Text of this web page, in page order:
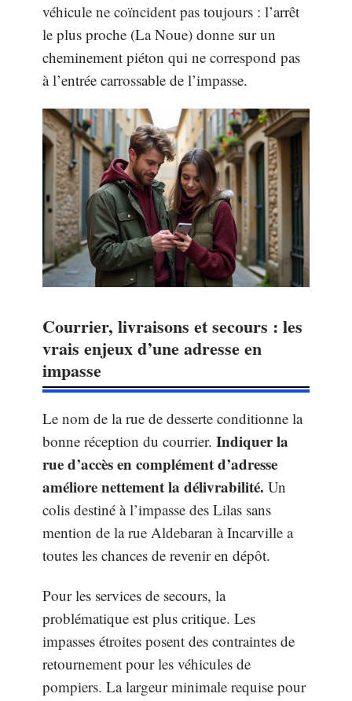
véhicule ne coïncident pas toujours : l’arrêt
le plus proche (La Noue) donne sur un
cheminement piéton qui ne correspond pas
à l’entrée carrossable de l’impasse.
Courrier, livraisons et secours : les
vrais enjeux d’une adresse en
impasse
Le nom de la rue de desserte conditionne la
bonne réception du courrier. Indiquer la
rue d’accès en complément d’adresse
améliore nettement la délivrabilité. Un
colis destiné à l’impasse des Lilas sans
mention de la rue Aldebaran à Incarville a
toutes les chances de revenir en dépôt.
Pour les services de secours, la
problématique est plus critique. Les
impasses étroites posent des contraintes de
retournement pour les véhicules de
pompiers. La largeur minimale requise pour